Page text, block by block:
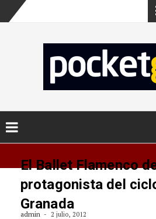
El Ballet Flamenco
protagonista del
Granada
admin 2 julio, 2012